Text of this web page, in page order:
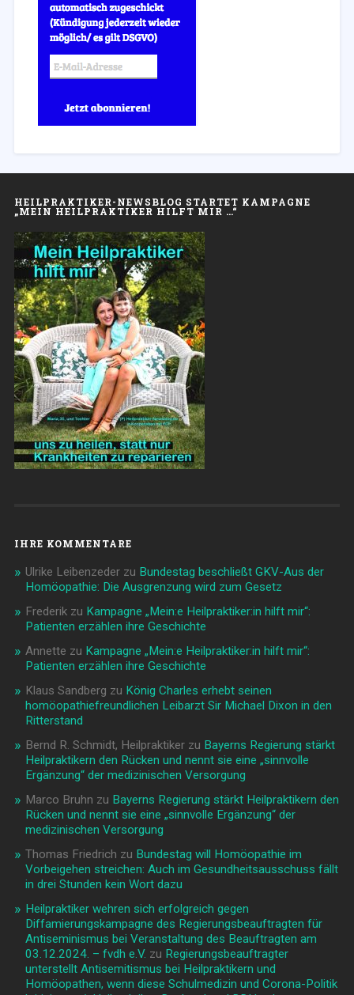
HEILPRAKTIKER-NEWSBLOG STARTET KAMPAGNE
„MEIN HEILPRAKTIKER HILFT MIR …“
IHRE KOMMENTARE
Ulrike Leibenzederzu Bundestag beschließt GKV-Aus der
Homöopathie: Die Ausgrenzung wird zum Gesetz
Frederikzu Kampagne „Mein:e Heilpraktiker:in hilft mir“:
Patienten erzählen ihre Geschichte
Annette zu Kampagne „Mein:e Heilpraktiker:in hilft mir“:
Patienten erzählen ihre Geschichte
Klaus Sandberg zu König Charles erhebt seinen
homöopathiefreundlichen Leibarzt Sir Michael Dixon in den
Ritterstand
Bernd R. Schmidt, Heilpraktikerzu Bayerns Regierung stärkt
Heilpraktikern den Rücken und nennt sie eine „sinnvolle
Ergänzung“ der medizinischen Versorgung
Marco Bruhn zu Bayerns Regierung stärkt Heilpraktikern den
Rücken und nennt sie eine „sinnvolle Ergänzung“ der
medizinischen Versorgung
Thomas Friedrich zu Bundestag will Homöopathie im
Vorbeigehen streichen: Auch im Gesundheitsausschuss fällt
in drei Stunden kein Wort dazu
Heilpraktiker wehren sich erfolgreich gegen
Diffamierungskampagne des Regierungsbeauftragten für
Antiseminismus bei Veranstaltung des Beauftragten am
03.12.2024. – fvdh e.V. zu Regierungsbeauftragter
unterstellt Antisemitismus bei Heilpraktikern und
Homöopathen, wenn diese Schulmedizin und Corona-Politik